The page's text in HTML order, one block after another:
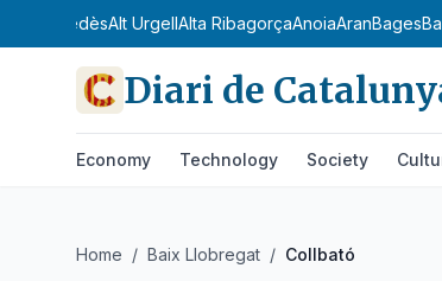
Alt PenedèsAlt UrgellAlta RibagorçaAnoiaAranBages
Diari de
Economy Technology Society
Home / Baix Llobregat / Collbató